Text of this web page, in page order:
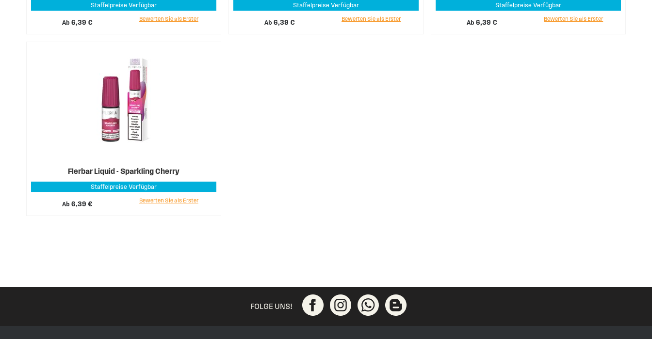
Staffelpreise Verfügbar
Ab 6,39 €
Bewerten Sie als Erster
Staffelpreise Verfügbar
Ab 6,39 €
Bewerten Sie als Erster
Staffelpreise Verfügbar
Ab6,39 €
Bewerten Sie als Erster
Flerbar Liquid - Sparkling Cherry
Staffelpreise Verfügbar
Ab 6,39 €
Bewerten Sie als Erster
FOLGE UNS!